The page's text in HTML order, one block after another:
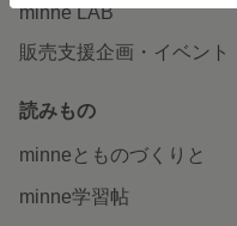
minne LAB
販売支援企画・イベント
読みもの
minneとものづくりと
minne学習帖